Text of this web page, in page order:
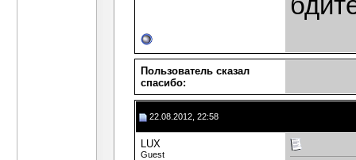
Пользователь сказал
cпасибо:
22.08.2012, 22:58
LUX
Guest